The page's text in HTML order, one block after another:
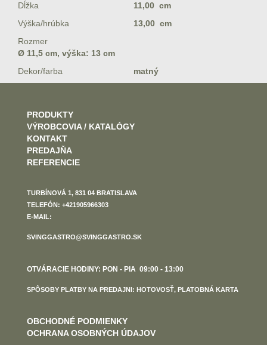
Dĺžka
11,00 cm
Výška/hrúbka
13,00 cm
Rozmer
Ø 11,5 cm, výška: 13 cm
Dekor/farba
matný
PRODUKTY
VÝROBCOVIA / KATALÓGY
KONTAKT
PREDAJŇA
REFERENCIE
TURBÍNOVÁ 1, 831 04 BRATISLAVA
TELEFÓN: +421905966303
E-MAIL:
SVINGGASTRO@SVINGGASTRO.SK
OTVÁRACIE HODINY: PON - PIA 09:00 - 13:00
SPÔSOBY PLATBY NA PREDAJNI: HOTOVOSŤ, PLATOBNÁ KARTA
OBCHODNÉ PODMIENKY
OCHRANA OSOBNÝCH ÚDAJOV